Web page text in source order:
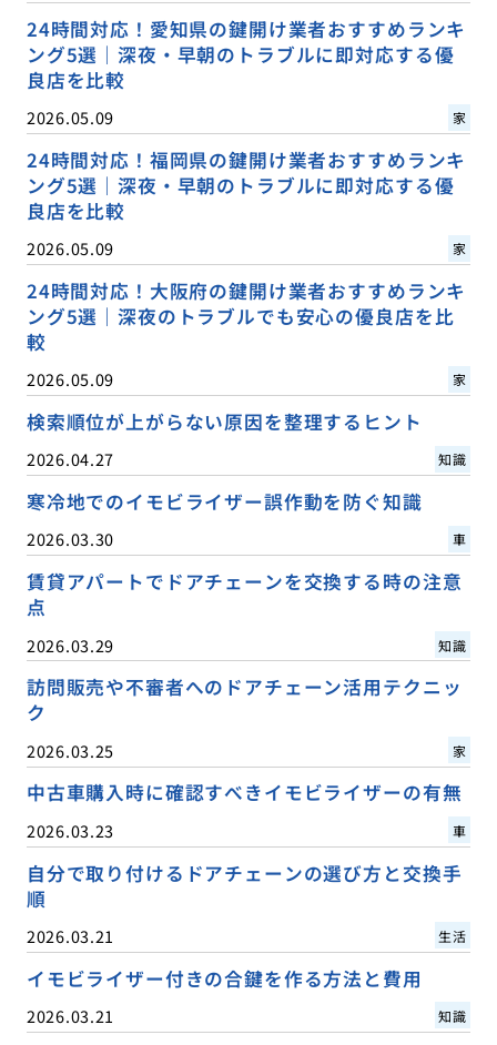
24時間対応！愛知県の鍵開け業者おすすめランキ
ング5選｜深夜・早朝のトラブルに即対応する優
良店を比較
2026.05.09 家
24時間対応！福岡県の鍵開け業者おすすめランキ
ング5選｜深夜・早朝のトラブルに即対応する優
良店を比較
2026.05.09 家
24時間対応！大阪府の鍵開け業者おすすめランキ
ング5選｜深夜のトラブルでも安心の優良店を比
較
2026.05.09 家
検索順位が上がらない原因を整理するヒント
2026.04.27 知識
寒冷地でのイモビライザー誤作動を防ぐ知識
2026.03.30 車
賃貸アパートでドアチェーンを交換する時の注意
点
2026.03.29 知識
訪問販売や不審者へのドアチェーン活用テクニッ
ク
2026.03.25 家
中古車購入時に確認すべきイモビライザーの有無
2026.03.23 車
自分で取り付けるドアチェーンの選び方と交換手
順
2026.03.21 生活
イモビライザー付きの合鍵を作る方法と費用
2026.03.21 知識